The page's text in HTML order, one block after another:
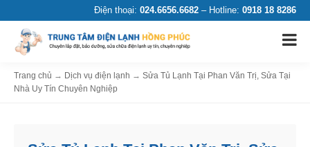
Điện thoại: 024.6656.6682 – Hotline: 0918 18 8286
Trang chủ → Dịch vụ điện lạnh → Sửa Tủ Lạnh Tại Phan Văn Trị, Sửa Tại
Nhà Uy Tín Chuyên Nghiệp